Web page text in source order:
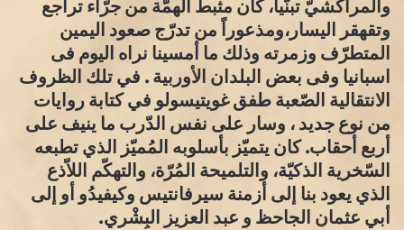
والمراكشيّ تبنّياً، كان مثبط الهمّة من جرّاء تراجع
وتقهقر اليسار،ومذعوراً من تدرّج صعود اليمين
المتطرّف وزمرته وذلك ما أمسينا نراه اليوم فى
اسبانيا وفى بعض البلدان الأوربية . في تلك الظروف
الانتقالية الصّعبة طفق غويتيسولو في كتابة روايات
من نوع جديد ، وسار على نفس الدّرب ما ينيف على
أربع أحقاب. كان يتميّز بأسلوبه المُميّز الذي تطبعه
السّخرية الذكيّة، والتلميحة المُرّة، والتهكّم اللاّذع
الذي يعود بنا إلى أزمنة سيرفانتيس وكيفيدُو أو إلى
أبي عثمان الجاحظ و عبد العزيز البِشْري.